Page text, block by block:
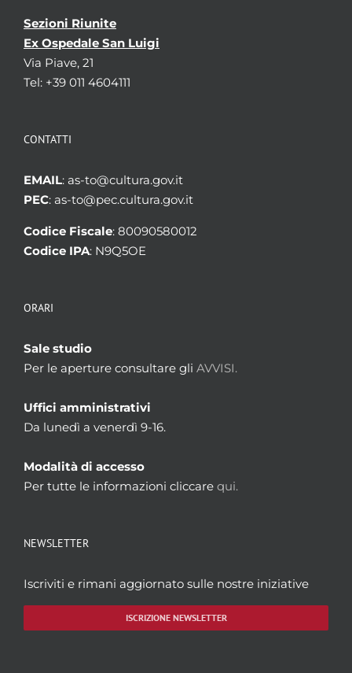
Sezioni Riunite
Ex Ospedale San Luigi
Via Piave, 21
Tel: +39 011 4604111
CONTATTI
EMAIL: as-to@cultura.gov.it
PEC: as-to@pec.cultura.gov.it
Codice Fiscale: 80090580012
Codice IPA: N9Q5OE
ORARI
Sale studio
Per le aperture consultare gli AVVISI.
Uffici amministrativi
Da lunedì a venerdì 9-16.
Modalità di accesso
Per tutte le informazioni cliccare qui.
NEWSLETTER
Iscriviti e rimani aggiornato sulle nostre iniziative
ISCRIZIONE NEWSLETTER